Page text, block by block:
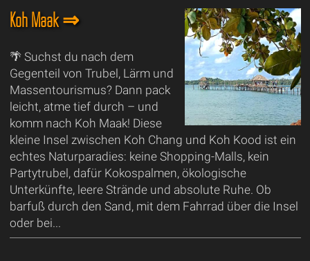
Koh Maak ⇒
🌴 Suchst du nach dem
Gegenteil von Trubel, Lärm und
Massentourismus? Dann pack
leicht, atme tief durch – und
komm nach Koh Maak! Diese
kleine Insel zwischen Koh Chang und Koh Kood ist ein
echtes Naturparadies: keine Shopping-Malls, kein
Partytrubel, dafür Kokospalmen, ökologische
Unterkünfte, leere Strände und absolute Ruhe. Ob
barfuß durch den Sand, mit dem Fahrrad über die Insel
oder bei...